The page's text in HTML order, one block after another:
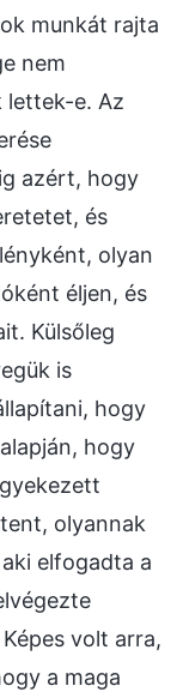
munkát rajta
nem
lettek-e. Az
azért, hogy
és
olyan
éljen, és
Külsőleg
is
hogy
hogy
olyannak
elfogadta a
volt arra,
a maga